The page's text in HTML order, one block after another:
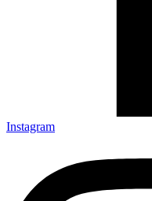
Instagram